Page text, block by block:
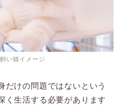
い猫イメージ
だけの問題ではないという
く生活する必要があります